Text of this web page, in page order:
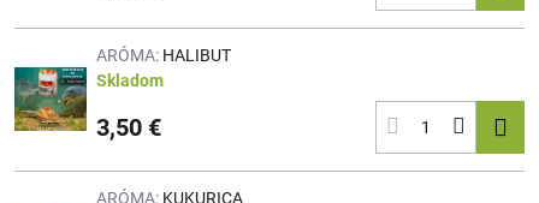
ARÓMA: HALIBUT
Skladom
3,50 €
ARÓMA: KUKURICA